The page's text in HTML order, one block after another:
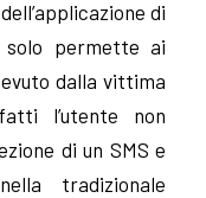
di
solo permette ai
dalla vittima
l’utente non
di un SMS e
tradizionale